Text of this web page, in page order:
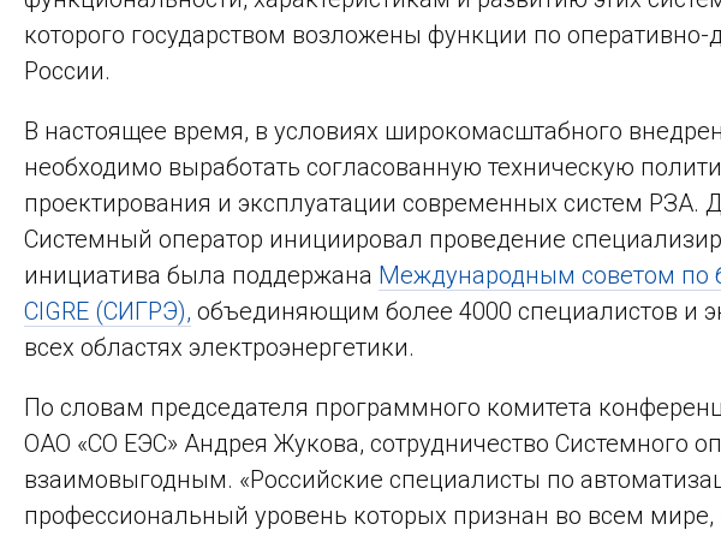
которого государством возложены функции по
России.
В настоящее время, в условиях широкомасштабного
необходимо выработать согласованную техническую
проектирования и эксплуатации современных систем
Системный оператор инициировал проведение
инициатива была поддержана Международным советом по
CIGRE (СИГРЭ), объединяющим более 4000 специалистов и
всех областях электроэнергетики.
По словам председателя программного комитета
ОАО «СО ЕЭС» Андрея Жукова, сотрудничество Системного
взаимовыгодным. «Российские специалисты по
профессиональный уровень которых признан во всем